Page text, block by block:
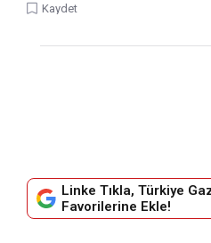
Kaydet
Linke Tıkla, Türkiye
Favorilerine Ekle!